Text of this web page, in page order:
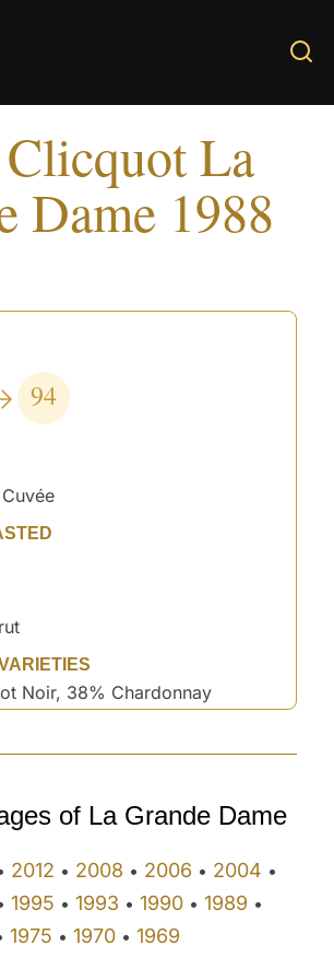
La
Dame 1988
94
Noir, 38% Chardonnay
of La Grande Dame
2012 • 2008 • 2006 • 2004 •
1995 •1993 •1990 •1989 •
1975 •1970 •1969